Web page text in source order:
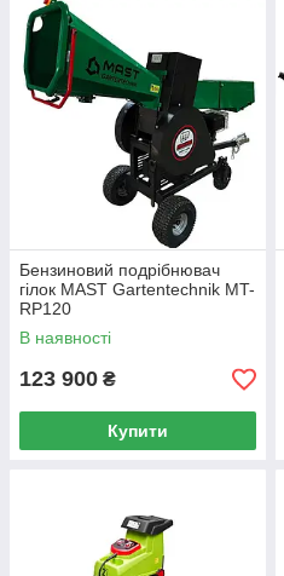
Бензиновий подрібнювач
гілок MAST Gartentechnik MT-
RP120
В наявності
123 900 ₴
Купити